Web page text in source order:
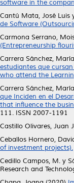
software in the
Cantú Mata, José Luis
de Software
Carmona Serrano,
(Entrepreneurship
Carrera Sánchez,
estudiantes que
who attend the
Carrera Sánchez,
que Inciden en el
that influence the
111. ISSN 2007-1191
Castillo Olivares, Juan
Ceballos Hornero,
of investment projects).
Cedillo Campos, M. y
Research and